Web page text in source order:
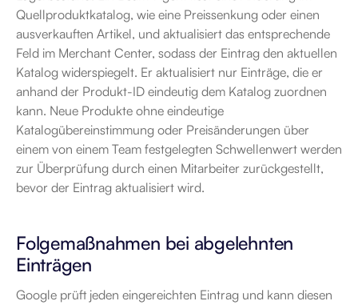
Quellproduktkatalog, wie eine Preissenkung oder einen
ausverkauften Artikel, und aktualisiert das entsprechende
Feld im Merchant Center, sodass der Eintrag den aktuellen
Katalog widerspiegelt. Er aktualisiert nur Einträge, die er
anhand der Produkt-ID eindeutig dem Katalog zuordnen
kann. Neue Produkte ohne eindeutige
Katalogübereinstimmung oder Preisänderungen über
einem von einem Team festgelegten Schwellenwert werden
zur Überprüfung durch einen Mitarbeiter zurückgestellt,
bevor der Eintrag aktualisiert wird.
Folgemaßnahmen bei abgelehnten
Einträgen
Google prüft jeden eingereichten Eintrag und kann diesen